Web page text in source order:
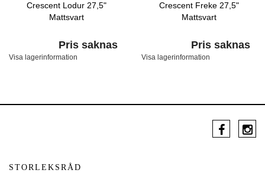
Crescent Lodur 27,5"
Mattsvart
Pris saknas
Visa lagerinformation
Crescent Freke 27,5"
Mattsvart
Pris saknas
Visa lagerinformation
STORLEKSRÅD